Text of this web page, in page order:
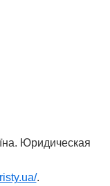
Юридическая
.